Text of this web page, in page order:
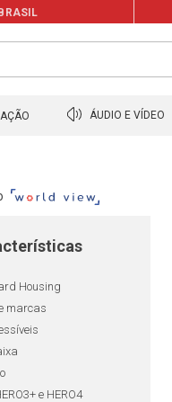
BRASIL
ÁUDIO E VÍDEO
Housing
marcas
e HERO4